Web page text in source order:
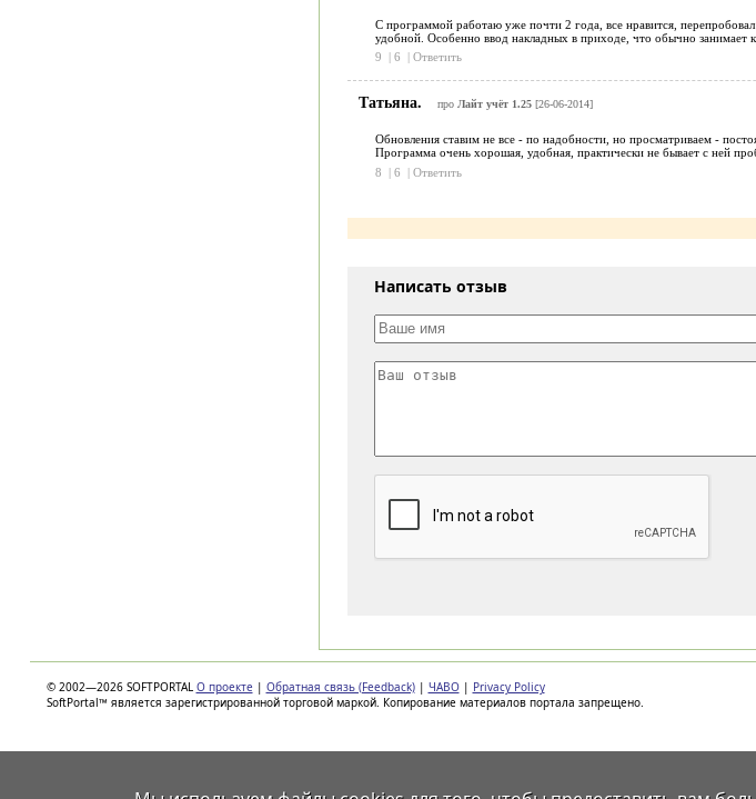
С программой работаю уже почти 2 года, все нравится,
удобной. Особенно ввод накладных в приходе, что обычно занимает
9
| 6 | Ответить
Татьяна. про Лайт учёт 1.25[26-06-2014]
Обновления ставим не все - по надобности, но просматриваем -
Программа очень хорошая, удобная, практически не бывает с ней
8
| 6 | Ответить
Написать отзыв
© 2002—2026 SOFTPORTAL О проекте | Обратная связь (Feedback) | ЧАВО | Privacy Policy
SoftPortal™ является зарегистрированной торговой маркой. Копирование материалов портала запрещено.